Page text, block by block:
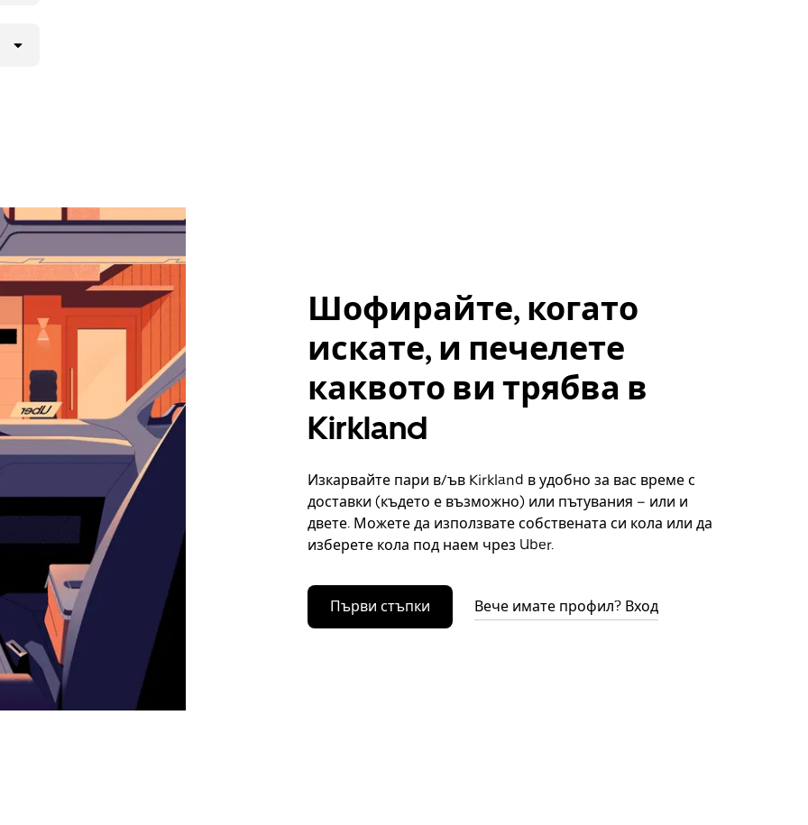
Шофирайте, когато
искате, и печелете
каквото ви трябва в
Kirkland
Изкарвайте пари в/ъв Kirkland в удобно за вас време с
доставки (където е възможно) или пътувания – или и
двете. Можете да използвате собствената си кола или да
изберете кола под наем чрез Uber.
Първи стъпки Вече имате профил? Вход